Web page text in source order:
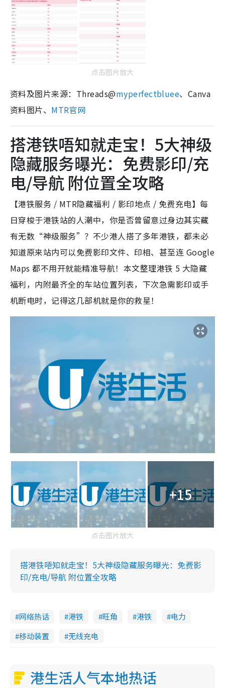
点击图片放大
资料及图片来源：Threads@myperfectbluee、Canva
资料图片、 MTR官网
搭港铁唔知就走宝！5大神级
隐藏服务曝光：免费影印/充
电/导航 附位置全攻略
【港铁服务 / MTR隐藏福利 / 影印地点 / 免费充电】每
日穿梭于港铁站的人潮中，你是否曾留意过身边其实藏
有无数“神级服务”？不少港人搭了多年港铁，都未必
知道原来站内可以免费影印文件、印相、甚至连 Google
Maps 都不用开就能精准导航！本文整理港铁 5 大隐藏
福利，内附最齐全的车站位置列表，下次急需影印或手
机断电时，记得这几部机就是你的救星！
+15
点击图片放大
搭港铁唔知就走宝！5大神级隐藏服务曝光：免费影
印/充电/导航 附位置全攻略
网络热话 港铁 旺角 港铁
电力
移动装置
无线充电
港生活人气本地热话